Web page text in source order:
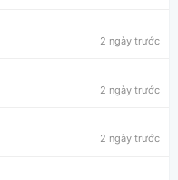
2 ngày trước
2 ngày trước
2 ngày trước